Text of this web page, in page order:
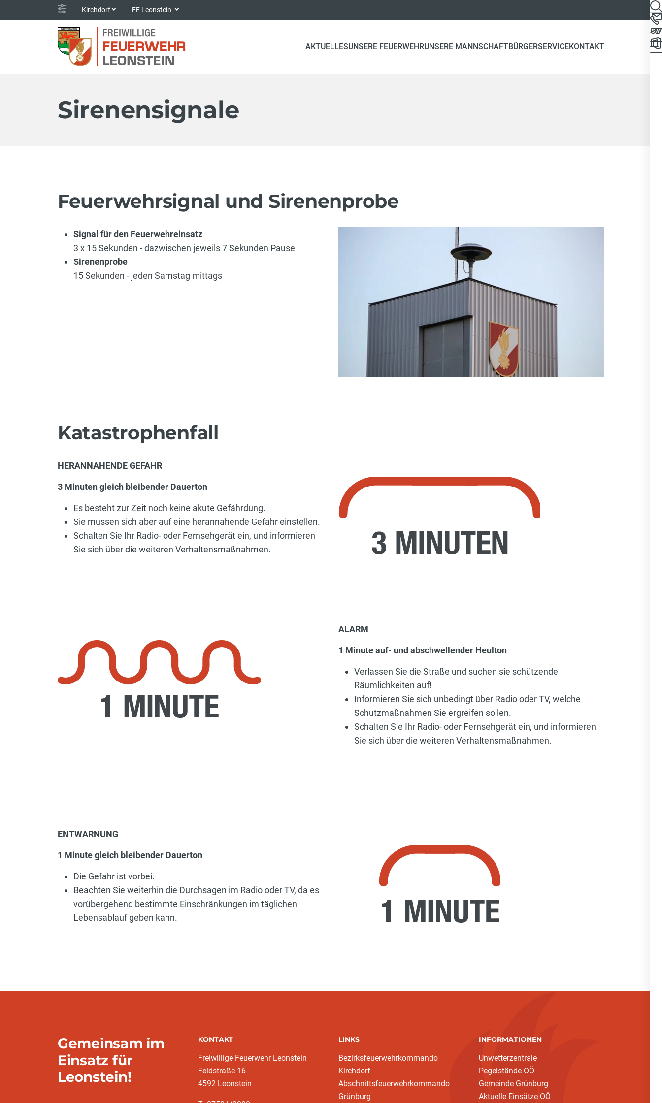
Kirchdorf FF Leonstein
AKTUELLESUNSERE FEUERWEHRUNSERE MANNSCHAFTBÜRGERSERVICEKONTAKT
Sirenensignale
Feuerwehrsignal und Sirenenprobe
Signal für den Feuerwehreinsatz
3 x 15 Sekunden - dazwischen jeweils 7 Sekunden Pause
Sirenenprobe
15 Sekunden - jeden Samstag mittags
Katastrophenfall
HERANNAHENDE GEFAHR
3 Minuten gleich bleibender Dauerton
Es besteht zur Zeit noch keine akute Gefährdung.
Sie müssen sich aber auf eine herannahende Gefahr einstellen.
Schalten Sie Ihr Radio- oder Fernsehgerät ein, und informieren
Sie sich über die weiteren Verhaltensmaßnahmen.
ALARM
1 Minute auf- und abschwellender Heulton
Verlassen Sie die Straße und suchen sie schützende
Räumlichkeiten auf!
Informieren Sie sich unbedingt über Radio oder TV, welche
Schutzmaßnahmen Sie ergreifen sollen.
Schalten Sie Ihr Radio- oder Fernsehgerät ein, und informieren
Sie sich über die weiteren Verhaltensmaßnahmen.
ENTWARNUNG
1 Minute gleich bleibender Dauerton
Die Gefahr ist vorbei.
Beachten Sie weiterhin die Durchsagen im Radio oder TV, da es
vorübergehend bestimmte Einschränkungen im täglichen
Lebensablauf geben kann.
Gemeinsam im
Einsatz für
Leonstein!
KONTAKT
Freiwillige Feuerwehr Leonstein
Feldstraße 16
4592 Leonstein
LINKS
Bezirksfeuerwehrkommando
Kirchdorf
Abschnittsfeuerwehrkommando
Grünburg
INFORMATIONEN
Unwetterzentrale
Pegelstände OÖ
Gemeinde Grünburg
Aktuelle Einsätze OÖ